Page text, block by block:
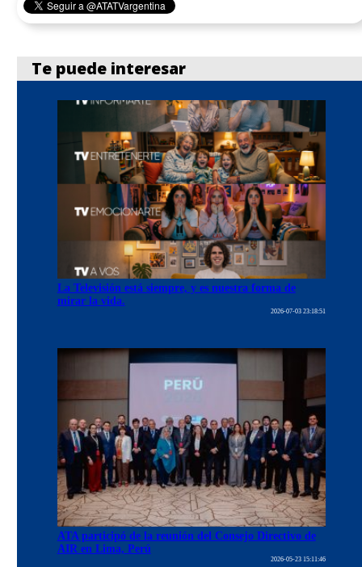
Te puede interesar
La Televisión está siempre, y es nuestra forma de
mirar la vida.
2026-07-03 23:18:51
ATA participó de la reunión del Consejo Directivo de
AIR en Lima, Perú
2026-05-23 15:11:46